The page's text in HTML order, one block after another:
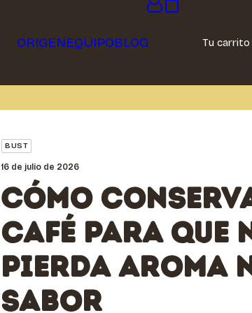
ORIGENEQUIPOBLOG Tu carrito
BUST
16 de julio de 2026
Cómo
café para que
pierda aroma
sabor